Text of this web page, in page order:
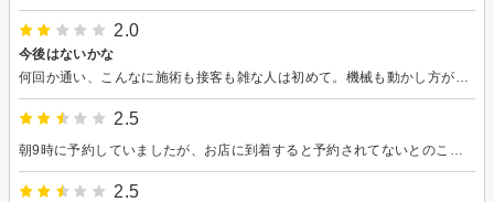
2.0
今後はないかな
2.5
2.5